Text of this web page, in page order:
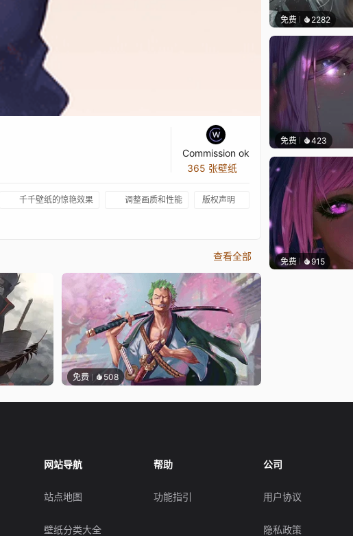
Commission ok
365 张壁纸
千千壁纸的惊艳效果 调整画质和性能 版权声明
查看全部
免费 508
免费 2282
免费 423
免费 915
网站导航
站点地图
壁纸分类大全
帮助
功能指引
公司
用户协议
隐私政策